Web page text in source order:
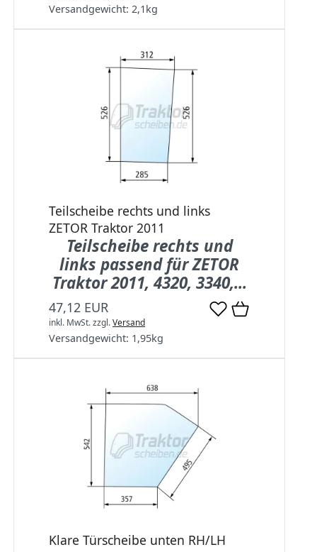
Versandgewicht: 2,1 kg
Teilscheibe rechts und links
ZETOR Traktor 2011
Teilscheibe rechts und
links passend für ZETOR
Traktor 2011, 4320, 3340,...
47,12 EUR
inkl. MwSt.zzgl.Versand
Versandgewicht: 1,95kg
Klare Türscheibe unten RH/LH